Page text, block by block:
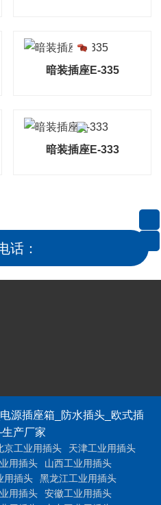
暗装插座E-335
暗装插座E-333
话：
加我为朋友
源插座箱_防水插头_欧式插
产厂家
京工业用插头
天津工业用插头
用插头
山西工业用插头
用插头
黑龙江工业用插头
用插头
安徽工业用插头